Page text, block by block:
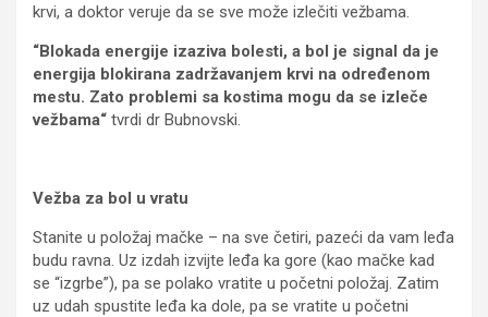
krvi, a doktor veruje da se sve može izlečiti vežbama.
“Blokada energije izaziva bolesti, a bol je signal da je
energija blokirana zadržavanjem krvi na određenom
mestu. Zato problemi sa kostima mogu da se izleče
vežbama“ tvrdi dr Bubnovski.
Vežba za bol u vratu
Stanite u položaj mačke – na sve četiri, pazeći da vam leđa
budu ravna. Uz izdah izvijte leđa ka gore (kao mačke kad
se “izgrbe”), pa se polako vratite u početni položaj. Zatim
uz udah spustite leđa ka dole, pa se vratite u početni